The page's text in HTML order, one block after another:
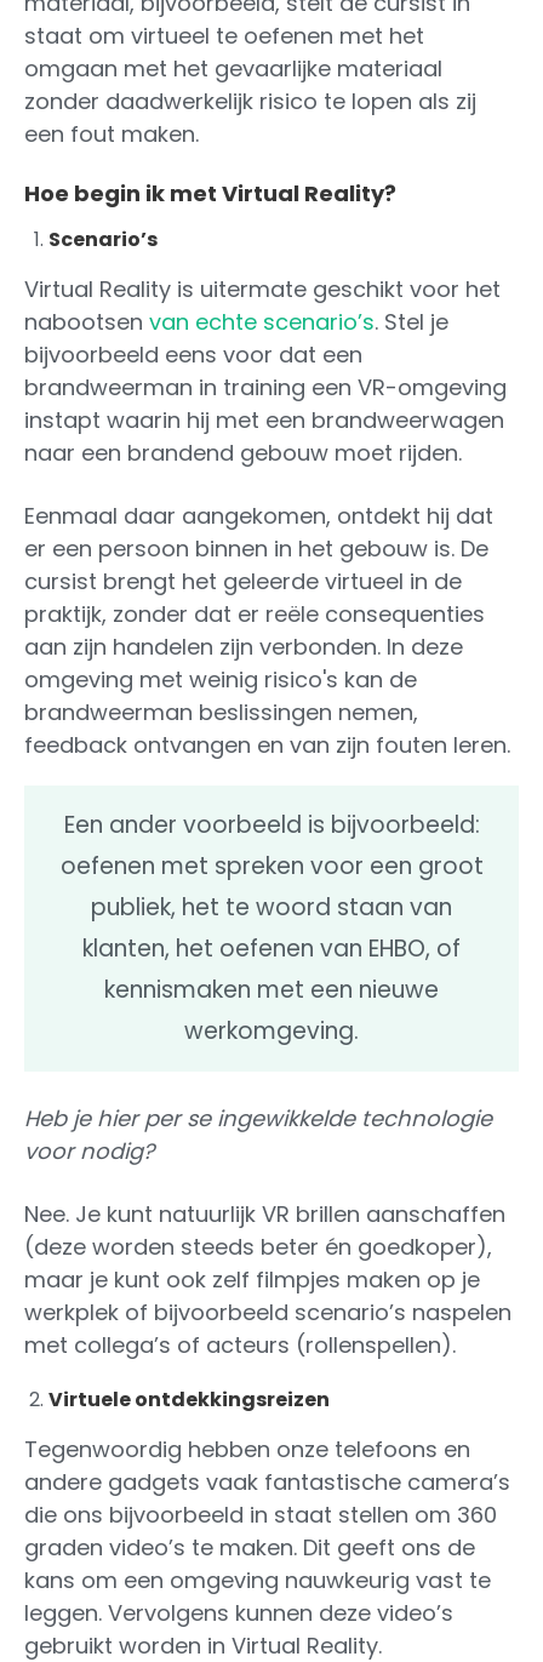
staat om virtueel te oefenen met het
omgaan met het gevaarlijke materiaal
zonder daadwerkelijk risico te lopen als zij
een fout maken.
Hoe begin ik met Virtual Reality?
Scenario’s
Virtual Reality is uitermate geschikt voor het
nabootsen van echte scenario’s. Stel je
bijvoorbeeld eens voor dat een
brandweerman in training een VR-omgeving
instapt waarin hij met een brandweerwagen
naar een brandend gebouw moet rijden.
Eenmaal daar aangekomen, ontdekt hij dat
er een persoon binnen in het gebouw is. De
cursist brengt het geleerde virtueel in de
praktijk, zonder dat er reële consequenties
aan zijn handelen zijn verbonden. In deze
omgeving met weinig risico's kan de
brandweerman beslissingen nemen,
feedback ontvangen en van zijn fouten leren.
Een ander voorbeeld is bijvoorbeeld:
oefenen met spreken voor een groot
publiek, het te woord staan van
klanten, het oefenen van EHBO, of
kennismaken met een nieuwe
werkomgeving.
Heb je hier per se ingewikkelde technologie
voor nodig?
Nee. Je kunt natuurlijk VR brillen aanschaffen
(deze worden steeds beter én goedkoper),
maar je kunt ook zelf filmpjes maken op je
werkplek of bijvoorbeeld scenario’s naspelen
met collega’s of acteurs (rollenspellen).
Virtuele ontdekkingsreizen
Tegenwoordig hebben onze telefoons en
andere gadgets vaak fantastische camera’s
die ons bijvoorbeeld in staat stellen om 360
graden video’s te maken. Dit geeft ons de
kans om een omgeving nauwkeurig vast te
leggen. Vervolgens kunnen deze video’s
gebruikt worden in Virtual Reality.